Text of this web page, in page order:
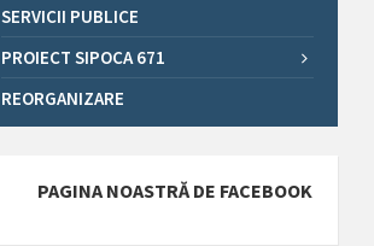
SERVICII PUBLICE
PROIECT SIPOCA 671
REORGANIZARE
PAGINA NOASTRĂ DE FACEBOOK